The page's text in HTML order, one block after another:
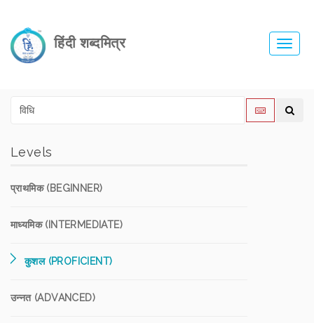
हिंदी शब्दमित्र
Levels
प्राथमिक (BEGINNER)
माध्यमिक (INTERMEDIATE)
कुशल (PROFICIENT)
उन्नत (ADVANCED)